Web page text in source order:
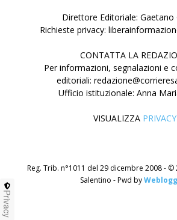
Direttore Editoriale: Gaetano
Richieste privacy:
CONTATTA LA
Per informazioni, segnalazioni e
editoriali:
Ufficio istituzionale: Anna
VISUALIZZA PRIVACY
Reg. Trib. n°1011 del 29 dicembre 2008 -
Salentino - Pwd by
Privacy